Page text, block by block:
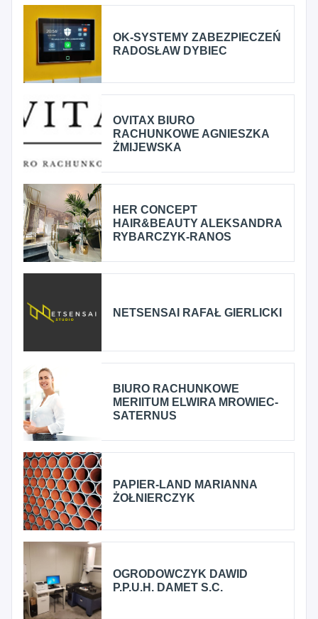
OK-SYSTEMY ZABEZPIECZEŃ
RADOSŁAW DYBIEC
OVITAX BIURO
RACHUNKOWE AGNIESZKA
ŻMIJEWSKA
HER CONCEPT
HAIR&BEAUTY ALEKSANDRA
RYBARCZYK-RANOS
NETSENSAI RAFAŁ GIERLICKI
BIURO RACHUNKOWE
MERIITUM ELWIRA MROWIEC-
SATERNUS
PAPIER-LAND MARIANNA
ŻOŁNIERCZYK
OGRODOWCZYK DAWID
P.P.U.H. DAMET S.C.